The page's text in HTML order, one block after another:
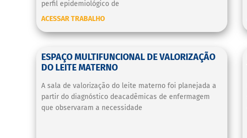
perfil epidemiológico de
ACESSAR TRABALHO
ESPAÇO MULTIFUNCIONAL DE VALORIZAÇÃO
DO LEITE MATERNO
A sala de valorização do leite materno foi planejada a
partir do diagnóstico deacadêmicas de enfermagem
que observaram a necessidade